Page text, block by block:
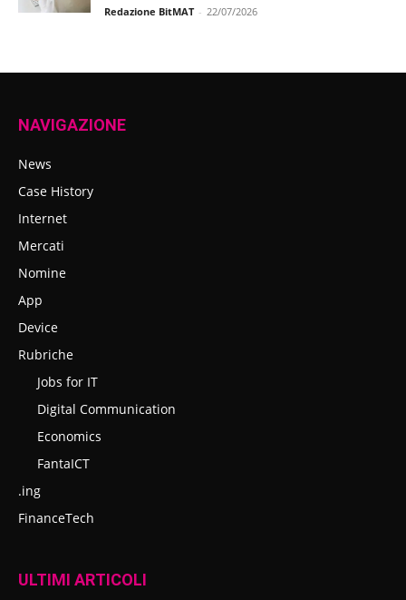
Redazione BitMAT - 22/07/2026
NAVIGAZIONE
News
Case History
Internet
Mercati
Nomine
App
Device
Rubriche
Jobs for IT
Digital Communication
Economics
FantaICT
.ing
FinanceTech
ULTIMI ARTICOLI